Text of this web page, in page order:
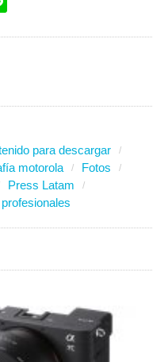
para descargar
motorola
Fotos
Press Latam